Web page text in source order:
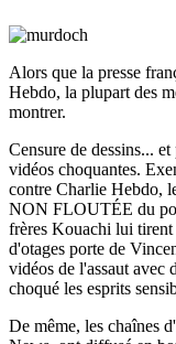
Alors que la presse
Hebdo, la plupart des
montrer.
Censure de dessins...
vidéos choquantes.
contre Charlie Hebdo,
NON FLOUTÉE du
frères Kouachi lui
d'otages porte de
vidéos de l'assaut avec
choqué les esprits
De même, les chaînes